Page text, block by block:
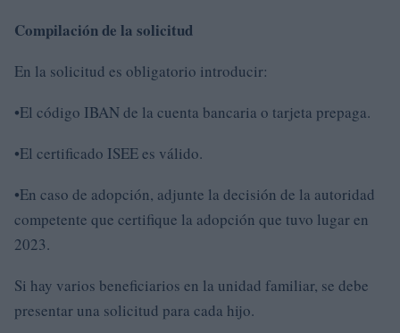
Compilación de la solicitud
En la solicitud es obligatorio introducir:
•El código IBAN de la cuenta bancaria o tarjeta prepaga.
•El certificado ISEE es válido.
•En caso de adopción, adjunte la decisión de la autoridad
competente que certifique la adopción que tuvo lugar en
2023.
Si hay varios beneficiarios en la unidad familiar, se debe
presentar una solicitud para cada hijo.